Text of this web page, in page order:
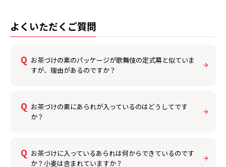
よくいただくご質問
お茶づけの素のパッケージが歌舞伎の定式幕と似ていま
すが、理由があるのですか？
お茶づけの素にあられが入っているのはどうしてです
か？
お茶づけに入っているあられは何からできているのです
か？小麦は含まれていますか？